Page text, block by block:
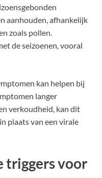
aanhouden, afhankelijk
zoals pollen.
de seizoenen, vooral
kan helpen bij
langer
verkoudheid, kan dit
plaats van een virale
triggers voor